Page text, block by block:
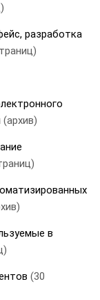
разработка
(архив)
в
(30